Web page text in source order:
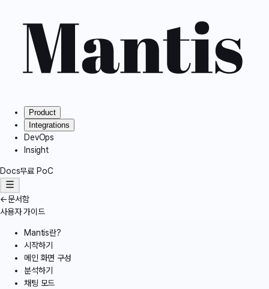
Product
Integrations
DevOps
Insight
Docs무료 PoC
←문서함
사용자 가이드
Mantis란?
시작하기
메인 화면 구성
분석하기
채팅 모드